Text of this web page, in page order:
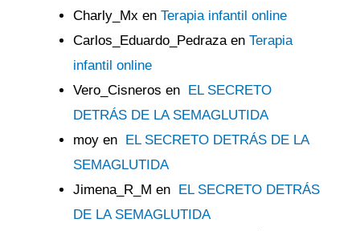
Charly_Mx en Terapia infantil online
Carlos_Eduardo_Pedrazaen Terapia
infantil online
Vero_Cisneros en EL SECRETO
DETRÁS DE LA SEMAGLUTIDA
moy en EL SECRETO DETRÁS DE LA
SEMAGLUTIDA
Jimena_R_M en EL SECRETO DETRÁS
DE LA SEMAGLUTIDA